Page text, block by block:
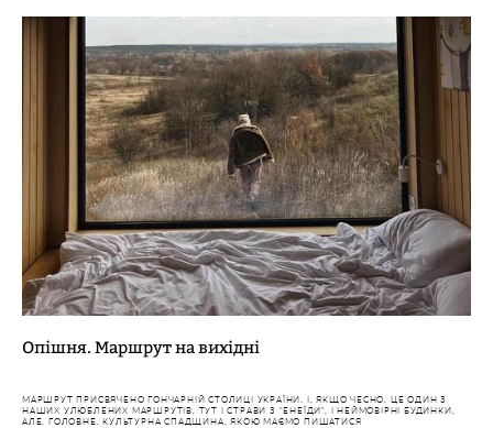
Опішня. Маршрут на вихідні
МАРШРУТ ПРИСВЯЧЕНО ГОНЧАРНІЙ СТОЛИЦІ УКРАЇНИ. І, ЯКЩО ЧЕСНО, ЦЕ ОДИН З
НАШИХ УЛЮБЛЕНИХ МАРШРУТІВ, ТУТ І СТРАВИ З "ЕНЕЇДИ", І НЕЙМОВІРНІ БУДИНКИ,
АЛЕ, ГОЛОВНЕ, КУЛЬТУРНА СПАДЩИНА, ЯКОЮ МАЄМО ПИШАТИСЯ